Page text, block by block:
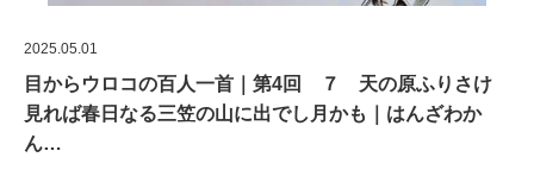
2025.05.01
目からウロコの百人一首｜第4回 ７ 天の原ふりさけ
見れば春日なる三笠の山に出でし月かも｜はんざわか
ん…